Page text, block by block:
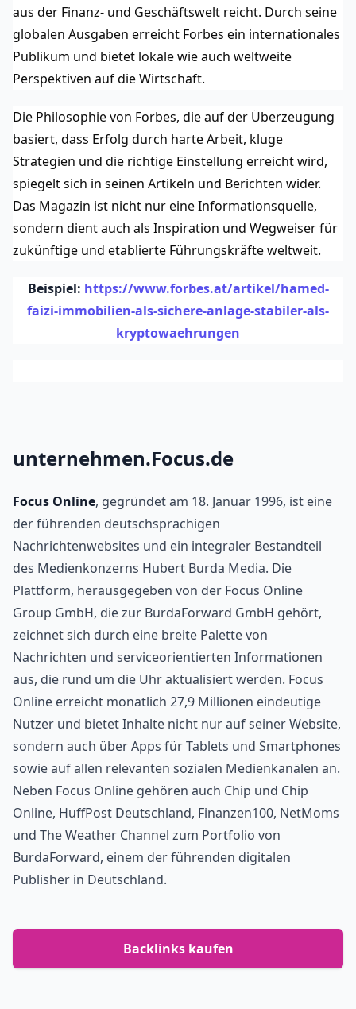
aus der Finanz- und Geschäftswelt reicht. Durch seine
globalen Ausgaben erreicht Forbes ein internationales
Publikum und bietet lokale wie auch weltweite
Perspektiven auf die Wirtschaft.
Die Philosophie von Forbes, die auf der Überzeugung
basiert, dass Erfolg durch harte Arbeit, kluge
Strategien und die richtige Einstellung erreicht wird,
spiegelt sich in seinen Artikeln und Berichten wider.
Das Magazin ist nicht nur eine Informationsquelle,
sondern dient auch als Inspiration und Wegweiser für
zukünftige und etablierte Führungskräfte weltweit.
Beispiel: https://www.forbes.at/artikel/hamed-
faizi-immobilien-als-sichere-anlage-stabiler-als-
kryptowaehrungen
unternehmen.Focus.de
Focus Online, gegründet am 18. Januar 1996, ist eine
der führenden deutschsprachigen
Nachrichtenwebsites und ein integraler Bestandteil
des Medienkonzerns Hubert Burda Media. Die
Plattform, herausgegeben von der Focus Online
Group GmbH, die zur BurdaForward GmbH gehört,
zeichnet sich durch eine breite Palette von
Nachrichten und serviceorientierten Informationen
aus, die rund um die Uhr aktualisiert werden. Focus
Online erreicht monatlich 27,9 Millionen eindeutige
Nutzer und bietet Inhalte nicht nur auf seiner Website,
sondern auch über Apps für Tablets und Smartphones
sowie auf allen relevanten sozialen Medienkanälen an.
Neben Focus Online gehören auch Chip und Chip
Online, HuffPost Deutschland, Finanzen100, NetMoms
und The Weather Channel zum Portfolio von
BurdaForward, einem der führenden digitalen
Publisher in Deutschland.
Backlinks kaufen